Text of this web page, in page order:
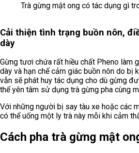
Trà gừng mật ong có tác dụng gì
Cải thiện tình trạng buồn nôn,
dày
Gừng tươi chứa rất hiều chất Pheno làm
dày và hạn chế cảm giác buồn nôn do bị
vẫn sẽ phát huy tác dụng cho dù gừng
thể yên tâm sử dụng trà gừng pha cùng
Với những người bị say tàu xe hoặc các
có thể uống một ly trà này mỗi khi cảm
Cách pha trà gừng mật